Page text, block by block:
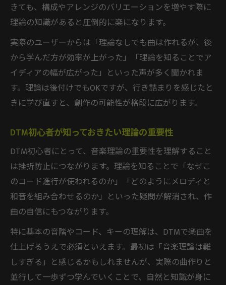
きても、構成やアレンジのバリエーションを増やす際に
理論の知識があると圧倒的に楽になります。
実際のユーザーからは「理論なしでも曲は作れるが、後
から学んだ方が効率が上がった」「理論を知ることでア
イディアの幅が広がった」といった声が多く聞かれま
す。理論は後付けでもOKですが、行き詰まりを感じたと
きに学び直すと、創作の可能性が格段に広がります。
DTM初心者が知っておきたい理論の重要性
DTM初心者にとって、音楽理論の重要性を理解すること
は挫折防止につながります。理論を知ることで「なぜこ
のコード進行が使われるのか」「どのようにメロディと
和音を組み合わせるのか」といった疑問が解消され、作
曲の自信にもつながります。
特に基本の音階やコード、キーの理解は、DTMで楽曲を
仕上げるうえで必須といえます。最初は「音楽理論は難
しすぎる」と感じるかもしれませんが、実際の曲作りと
並行して一歩ずつ学んでいくことで、自然と知識が身に